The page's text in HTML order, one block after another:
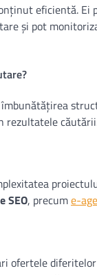
eficientă.
și pot
rezultatele
SEO, precume-
ofertele